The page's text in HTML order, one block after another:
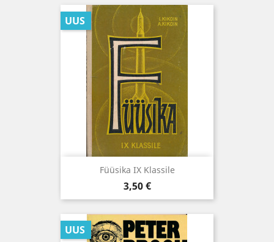
Füüsika IX Klassile
Hind
3,50 €
UUS
UUS